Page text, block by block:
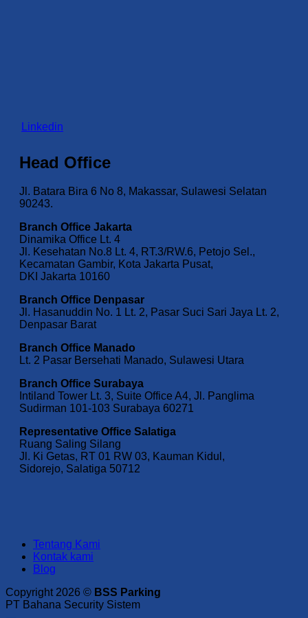
Linkedin
Head Office
Jl. Batara Bira 6 No 8, Makassar, Sulawesi Selatan
90243.
Branch Office Jakarta
Dinamika Office Lt. 4
Jl. Kesehatan No.8 Lt. 4, RT.3/RW.6, Petojo Sel.,
Kecamatan Gambir, Kota Jakarta Pusat,
DKI Jakarta 10160
Branch Office Denpasar
Jl. Hasanuddin No. 1 Lt. 2, Pasar Suci Sari Jaya Lt. 2,
Denpasar Barat
Branch Office Manado
Lt. 2 Pasar Bersehati Manado, Sulawesi Utara
Branch Office Surabaya
Intiland Tower Lt. 3, Suite Office A4, Jl. Panglima
Sudirman 101-103 Surabaya 60271
Representative Office Salatiga
Ruang Saling Silang
Jl. Ki Getas, RT 01 RW 03, Kauman Kidul,
Sidorejo, Salatiga 50712
Tentang Kami
Kontak kami
Blog
Copyright 2026 © BSS Parking
PT Bahana Security Sistem